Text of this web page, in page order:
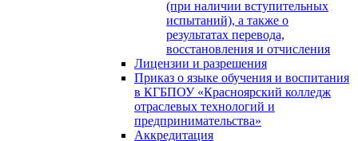
(при наличии вступительных
испытаний), а также о
результатах перевода,
восстановления и отчисления
Лицензии и разрешения
Приказ о языке обучения и воспитания
в КГБПОУ «Красноярский колледж
отраслевых технологий и
предпринимательства»
Аккредитация